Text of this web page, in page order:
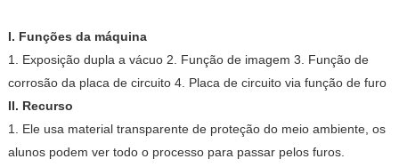
I. Funções da máquina
1. Exposição dupla a vácuo 2. Função de imagem 3. Função de
corrosão da placa de circuito 4. Placa de circuito via função de furo
II. Recurso
1. Ele usa material transparente de proteção do meio ambiente, os
alunos podem ver todo o processo para passar pelos furos.